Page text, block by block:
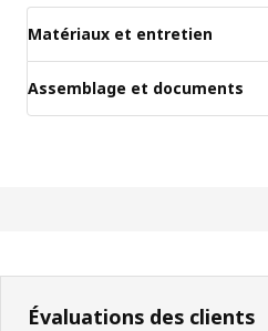
Matériaux et entretien
Assemblage et documents
Évaluations des clients